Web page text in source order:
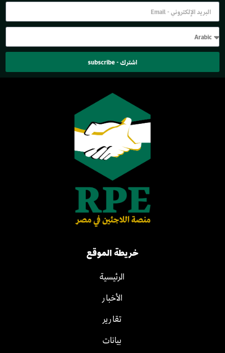
اشترك - subscribe
خريطة الموقع
الرئيسية
الأخبار
تقارير
بيانات